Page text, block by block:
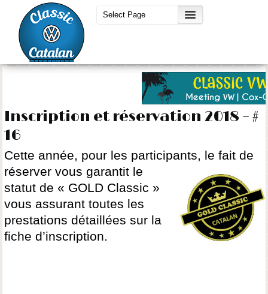
Inscription et réservation 2018 – #
16
Cette année, pour les participants, le fait de
réserver vous garantit le
statut de « GOLD Classic »
vous assurant toutes les
prestations détaillées sur la
fiche d’inscription.